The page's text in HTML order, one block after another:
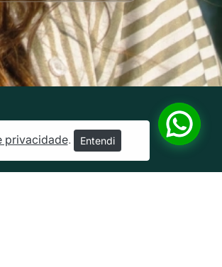
privacidade. Entendi